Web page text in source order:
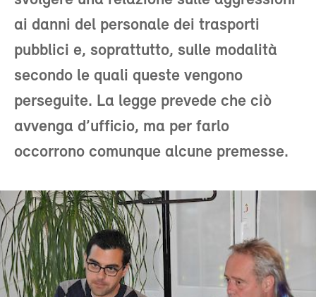
ai danni del personale dei trasporti
pubblici e, soprattutto, sulle modalità
secondo le quali queste vengono
perseguite. La legge prevede che ciò
avvenga d’ufficio, ma per farlo
occorrono comunque alcune premesse.